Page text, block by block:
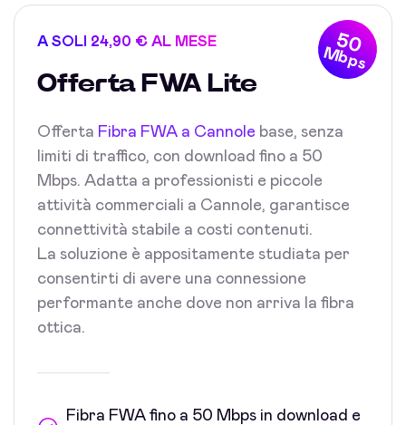
50
Mbps
A SOLI 24,90 € AL MESE
Offerta FWA Lite
Offerta Fibra FWA a Cannole base, senza
limiti di traffico, con download fino a 50
Mbps. Adatta a professionisti e piccole
attività commerciali a Cannole, garantisce
connettività stabile a costi contenuti.
La soluzione è appositamente studiata per
consentirti di avere una connessione
performante anche dove non arriva la fibra
ottica.
Fibra FWA fino a 50 Mbps in download e